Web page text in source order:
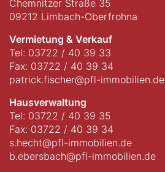
Chemnitzer Straße 35
09212 Limbach-Oberfrohna
Vermietung & Verkauf
Tel: 03722 / 40 39 33
Fax: 03722 / 40 39 34
patrick.fischer@pfl-immobilien.de
Hausverwaltung
Tel: 03722 / 40 39 35
Fax: 03722 / 40 39 34
s.hecht@pfl-immobilien.de
b.ebersbach@pfl-immobilien.de